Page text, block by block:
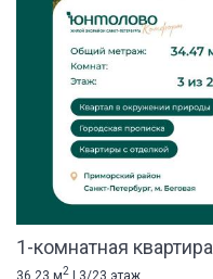
1-комнатная квартира
36.23 м2
| 3/23 этаж